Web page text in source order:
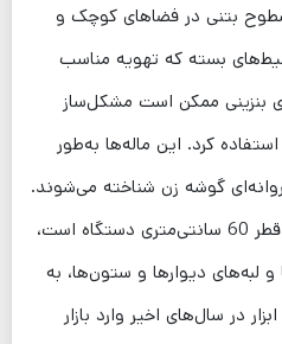
بتنی در فضاهای کوچک و
بسته که تهویه مناسب
بنزینی ممکن است مشکل‌ساز
کرد. این ماله‌ها به‌طور
گوشه زن شناخته می‌شوند.
نام‌گذاری “60 سانتی” به دلیل قطر 60 سانتی‌متری دستگاه است،
لبه‌های دیوارها و ستون‌ها، به
در سال‌های اخیر وارد بازار